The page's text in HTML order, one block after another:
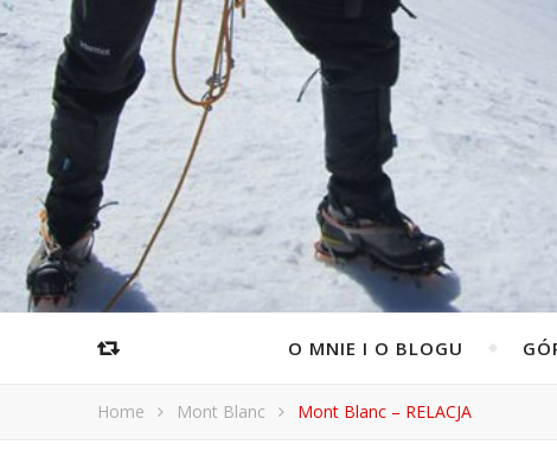
O MNIE I O BLOGU
Home Mont Blanc Mont Blanc – RELACJA